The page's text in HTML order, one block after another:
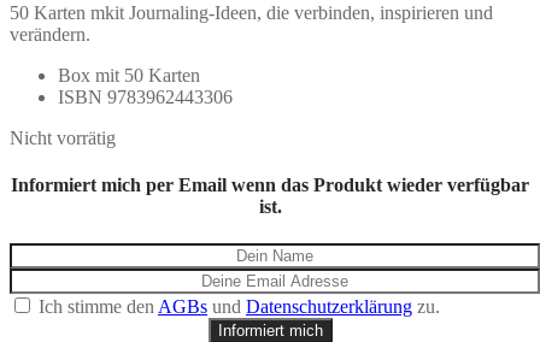
50 Karten mkit Journaling-Ideen, die verbinden, inspirieren und
verändern.
Box mit 50 Karten
ISBN 9783962443306
Nicht vorrätig
Informiert mich per Email wenn das Produkt wieder verfügbar
ist.
Ich stimme den AGBs und Datenschutzerklärung zu.
Informiert mich